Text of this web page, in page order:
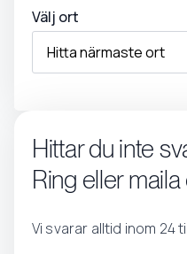
Välj ort
Hittar du inte
Ring eller maila
Vi svarar alltid inom 24